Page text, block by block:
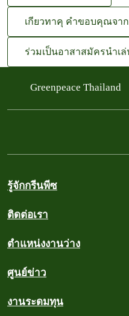
เกียวทาคุ คำขอบคุณจาก
ร่วมเป็นอาสาสมัครนำเล่
Greenpeace Thailand
รู้จักกรีนพีซ
ติดต่อเรา
ตำแหน่งงานว่าง
ศูนย์ข่าว
งานระดมทุน